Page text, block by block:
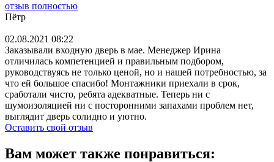
отзыв полностью
Пётр
02.08.2021 08:22
Заказывали входную дверь в мае. Менеджер Ирина
отличилась компетенцией и правильным подбором,
руководствуясь не только ценой, но и нашей потребностью, за
что ей большое спасибо! Монтажники приехали в срок,
сработали чисто, ребята адекватные. Теперь ни с
шумоизоляцией ни с посторонними запахами проблем нет,
выглядит дверь солидно и уютно.
Оставить свой отзыв
Вам может также понравиться: